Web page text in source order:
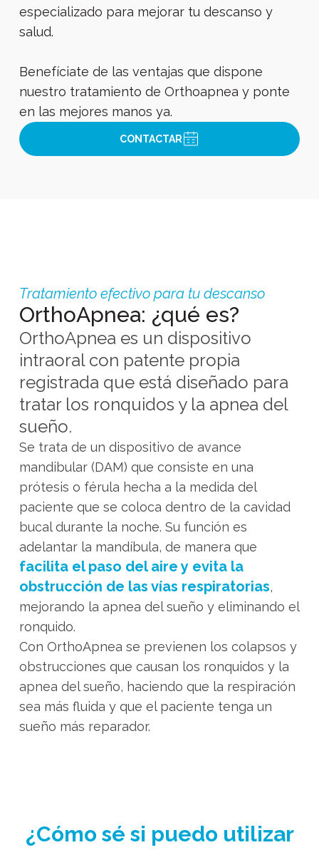
especializado para mejorar tu descanso y
salud.
Benefíciate de las ventajas que dispone
nuestro tratamiento de Orthoapnea y ponte
en las mejores manos ya.
CONTACTAR
Tratamiento efectivo para tu descanso
OrthoApnea: ¿qué es?
OrthoApnea es un dispositivo
intraoral con patente propia
registrada que está diseñado para
tratar los ronquidos y la apnea del
sueño.
Se trata de un dispositivo de avance
mandibular (DAM) que consiste en una
prótesis o férula hecha a la medida del
paciente que se coloca dentro de la cavidad
bucal durante la noche. Su función es
adelantar la mandíbula, de manera que
facilita el paso del aire y evita la
obstrucción de las vías respiratorias,
mejorando la apnea del sueño y eliminando el
ronquido.
Con OrthoApnea se previenen los colapsos y
obstrucciones que causan los ronquidos y la
apnea del sueño, haciendo que la respiración
sea más fluida y que el paciente tenga un
sueño más reparador.
¿Cómo sé si puedo utilizar